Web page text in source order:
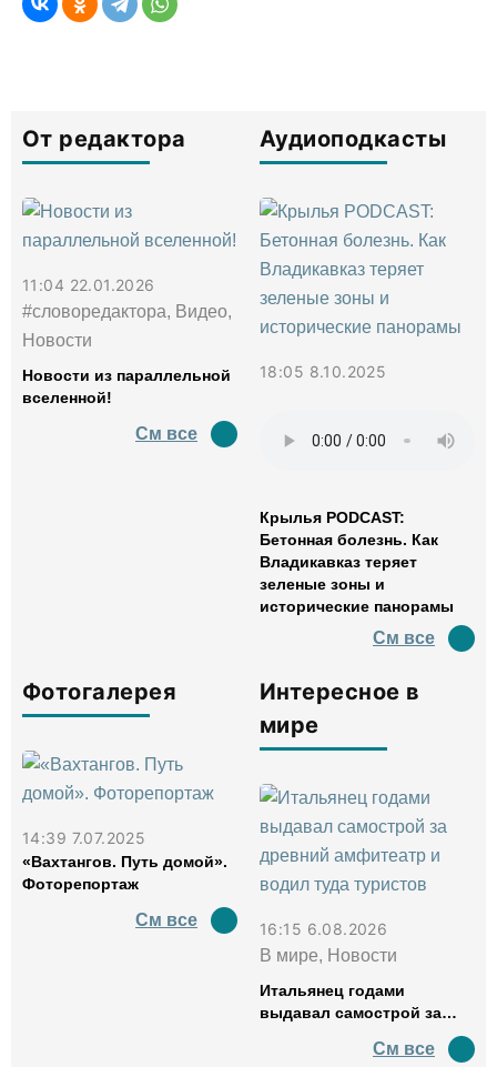
От редактора
11:04 22.01.2026
#словоредактора, Видео,
Новости
Новости из параллельной
вселенной!
См все
Аудиоподкасты
18:05 8.10.2025
Крылья PODCAST:
Бетонная болезнь. Как
Владикавказ теряет
зеленые зоны и
исторические панорамы
См все
Фотогалерея
14:39 7.07.2025
«Вахтангов. Путь домой».
Фоторепортаж
См все
Интересное в
мире
16:15 6.08.2026
В мире, Новости
Итальянец годами
выдавал самострой за
водил туда туристов
См все